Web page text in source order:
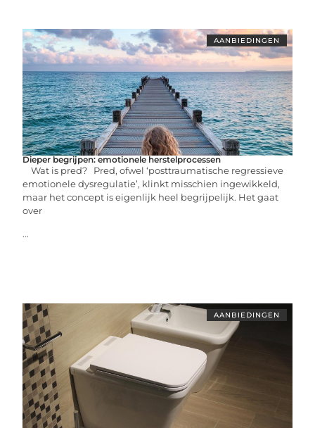
AANBIEDINGEN
Dieper begrijpen: emotionele herstelprocessen
Wat is pred? Pred, ofwel ‘posttraumatische regressieve
emotionele dysregulatie’, klinkt misschien ingewikkeld,
maar het concept is eigenlijk heel begrijpelijk. Het gaat
over
...
AANBIEDINGEN